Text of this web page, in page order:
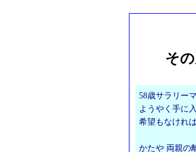
そ
58歳サラリー
ようやく手に
希望もなけれ
かたや 両親の